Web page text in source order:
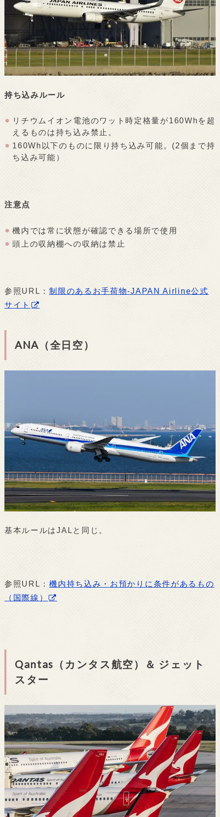
持ち込みルール
リチウムイオン電池のワット時定格量が160Whを超
えるものは持ち込み禁止。
160Wh以下のものに限り持ち込み可能。(2個まで持
ち込み可能）
注意点
機内では常に状態が確認できる場所で使用
頭上の収納棚への収納は禁止
参照URL：制限のあるお手荷物-JAPAN Airline公式
サイト
ANA（全日空）
基本ルールはJALと同じ。
参照URL：機内持ち込み・お預かりに条件があるもの
（国際線）
Qantas（カンタス航空）＆ ジェット
スター